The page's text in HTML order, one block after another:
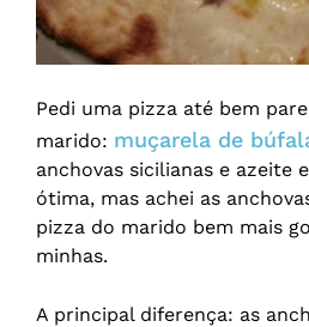
Pedi uma pizza até bem
marido: muçarela de
anchovas sicilianas e azeite
ótima, mas achei as
pizza do marido bem mais
minhas.
A principal diferença: as